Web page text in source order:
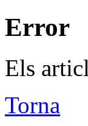
Error
Els
Torna